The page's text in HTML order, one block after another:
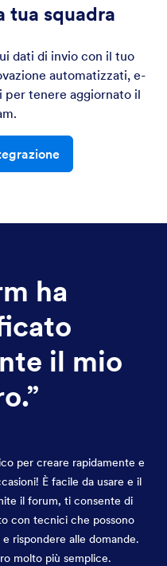
tua squadra
dati di invio con il tuo
automatizzati, e-
tenere aggiornato il
ha
il mio
”
per creare rapidamente e
È facile da usare e il
il forum, ti consente di
con tecnici che possono
rispondere alle domande.
molto più semplice.